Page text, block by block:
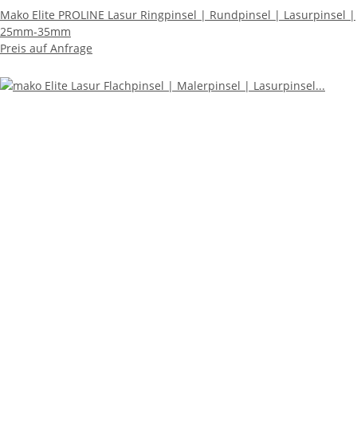
Mako Elite PROLINE Lasur Ringpinsel | Rundpinsel | Lasurpinsel |
25mm-35mm
Preis auf Anfrage